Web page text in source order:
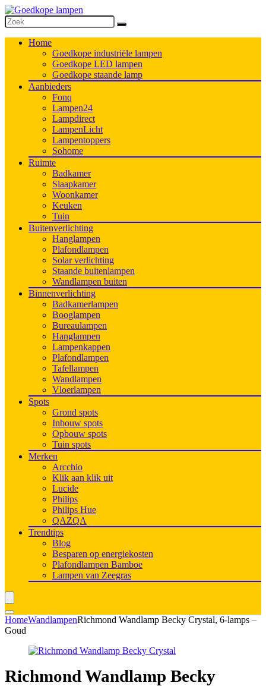
Home
Goedkope industriële lampen
Goedkope LED lampen
Goedkope staande lamp
Aanbieders
Fonq
Lampen24
Lampdirect
LampenLicht
Lampentoppers
Sohome
Ruimte
Badkamer
Slaapkamer
Woonkamer
Keuken
Tuin
Buitenverlichting
Hanglampen
Plafondlampen
Solar verlichting
Staande buitenlampen
Wandlampen buiten
Binnenverlichting
Badkamerlampen
Booglampen
Bureaulampen
Hanglampen
Lampenkappen
Plafondlampen
Tafellampen
Wandlampen
Vloerlampen
Spots
Grond spots
Inbouw spots
Opbouw spots
Tuin spots
Merken
Arcchio
Klik aan klik uit
Lucide
Philips
Philips Hue
QAZQA
Trendtips
Blog
Besparen op energiekosten
Plafondlampen Bamboe
Lampen van Zeegras
HomeWandlampenRichmond Wandlamp Becky Crystal, 6-lamps –
Goud
Richmond Wandlamp Becky